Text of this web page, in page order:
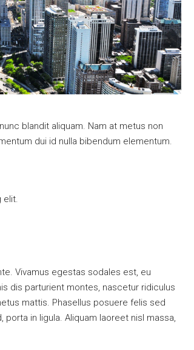
blandit aliquam. Nam at metus non
dui id nulla bibendum elementum.
elit.
Vivamus egestas sodales est, eu
dis parturient montes, nascetur ridiculus
mattis. Phasellus posuere felis sed
in ligula. Aliquam laoreet nisl massa,